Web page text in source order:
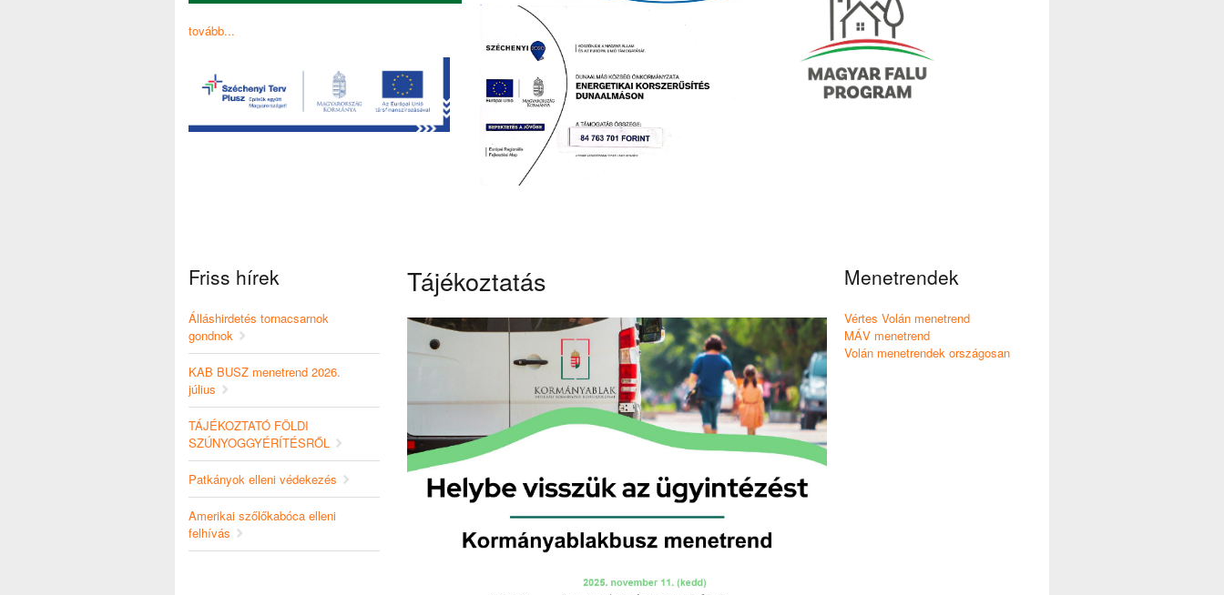
tovább...
Friss hírek
Álláshirdetés tornacsarnok
gondnok
KAB BUSZ menetrend 2026.
július
TÁJÉKOZTATÓ FÖLDI
SZÚNYOGGYÉRÍTÉSRŐL
Patkányok elleni védekezés
Amerikai szőlőkabóca elleni
felhívás
Tájékoztatás Menetrendek
Vértes Volán menetrend
MÁV menetrend
Volán menetrendek országosan